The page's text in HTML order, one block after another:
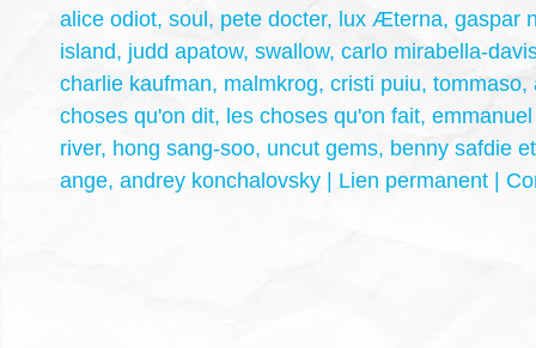
alice odiot, soul, pete docter, lux Æterna, gaspar
island, judd apatow, swallow, carlo mirabella-
charlie kaufman, malmkrog, cristi puiu, tommaso,
choses qu'on dit, les choses qu'on fait,
river, hong sang-soo, uncut gems, benny safdie
ange, andrey konchalovsky | Lien permanent |